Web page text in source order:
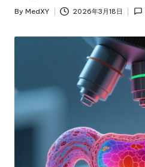
Posted
By MedXY 2026年3月18日